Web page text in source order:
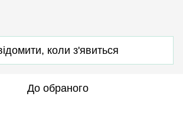
коли з'явиться
До обраного